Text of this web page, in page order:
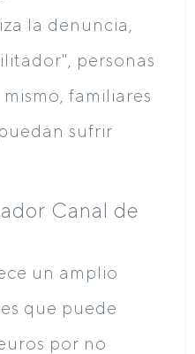
la denuncia,
personas
familiares
sufrir
Canal de
un amplio
que puede
por no